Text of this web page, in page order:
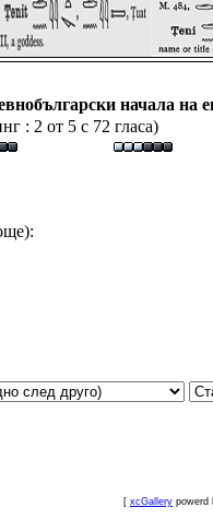
начала на
: 2 от 5 с 72 гласа)
[ xcGallery